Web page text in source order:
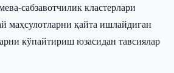
сабзавотчилик кластерлари
маҳсулотларни қайта ишлайдиган
кўпайтириш юзасидан тавсиялар